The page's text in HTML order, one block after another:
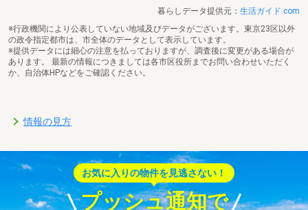
暮らしデータ提供元： 生活ガイド.com
※行政機関により公表していない地域及びデータがございます。東京23区以外
の政令指定都市は、市全体のデータとして表示しています。
※提供データには細心の注意を払っておりますが、調査後に変更がある場合が
あります。 最新の情報につきましては各市区役所までお問い合わせいただく
か、自治体HPなどをご確認ください。
情報の見方
お気に入りの物件を見逃さない！
プッシュ通知で